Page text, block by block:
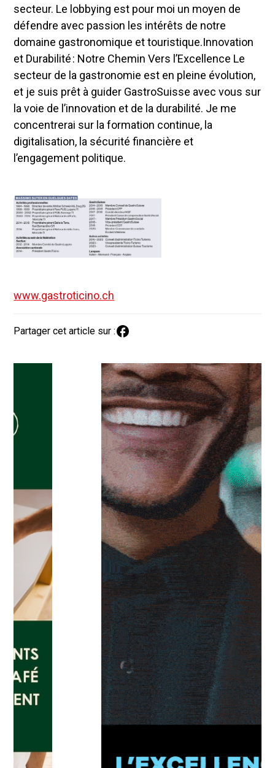
secteur. Le lobbying est pour moi un moyen de
défendre avec passion les intérêts de notre
domaine gastronomique et touristique.Innovation
et Durabilité : Notre Chemin Vers l’Excellence Le
secteur de la gastronomie est en pleine évolution,
et je suis prêt à guider GastroSuisse avec vous sur
la voie de l’innovation et de la durabilité. Je me
concentrerai sur la formation continue, la
digitalisation, la sécurité financière et
l’engagement politique.
www.gastroticino.ch
Partager cet article sur :